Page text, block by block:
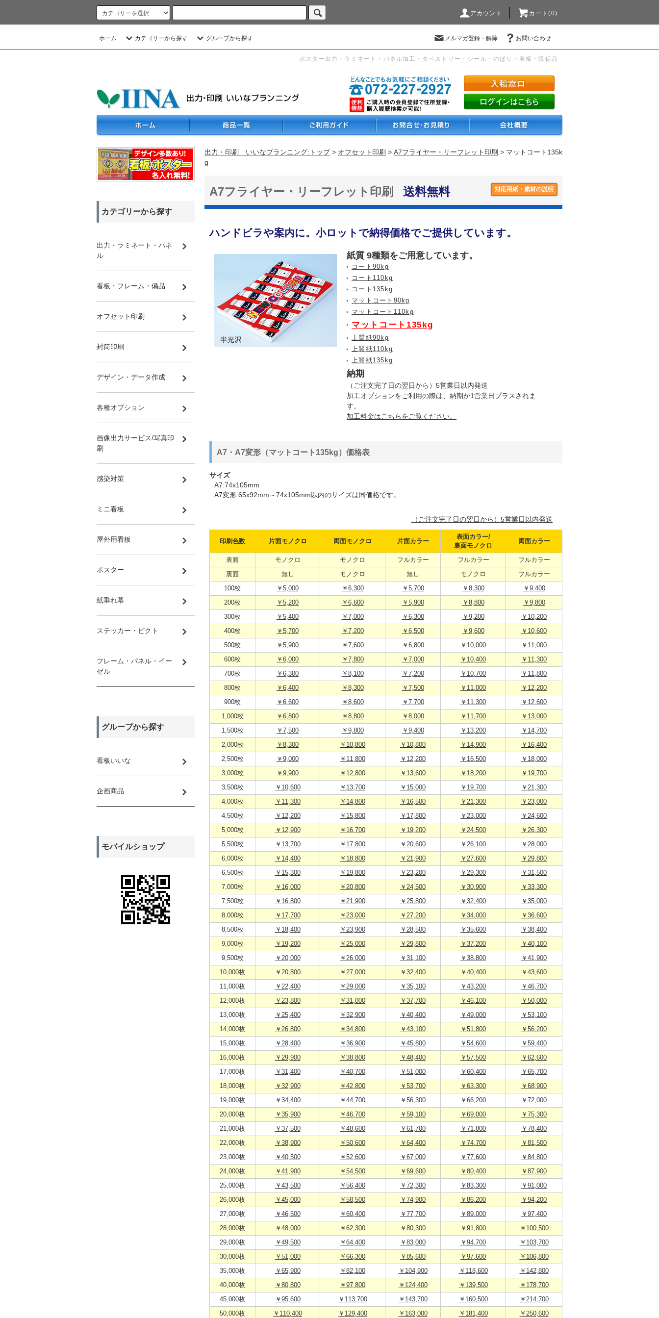
アカウント カート(0)
ホーム カテゴリーから探す グループから探す メルマガ登録・解除 お問い合わせ
ポスター出力・ラミネート・パネル加工・タペストリー・シール・のぼり・看板・販促品
出力・印刷 いいなプランニング:トップ> オフセット印刷 > A7フライヤー・リーフレット印刷 > マットコート135k
g
A7フライヤー・リーフレット印刷 送料無料 対応用紙・素材の説明
ハンドビラや案内に。小ロットで納得価格でご提供しています。
紙質 9種類をご用意しています。
コート90kg
コート110kg
コート135kg
マットコート90kg
マットコート110kg
マットコート135kg
上質紙90kg
上質紙110kg
上質紙135kg
納期
（ご注文完了日の翌日から）5営業日以内発送
加工オプションをご利用の際は、納期が1営業日プラスされま
す。
加工料金はこちらをご覧ください。
A7・A7変形（マットコート135kg）価格表
サイズ
A7:74x105mm
A7変形:65x92mm～74x105mm以内のサイズは同価格です。
（ご注文完了日の翌日から）5営業日以内発送
印刷色数 片面モノクロ 両面モノクロ 片面カラー
表面カラー/
裏面モノクロ
両面カラー
表面 モノクロ モノクロ フルカラー フルカラー フルカラー
裏面 無し モノクロ 無し モノクロ フルカラー
100枚 ￥5,000 ￥6,300 ￥5,700 ￥8,300 ￥9,400
200枚 ￥5,200 ￥6,600 ￥5,900 ￥8,800 ￥9,800
300枚 ￥5,400 ￥7,000 ￥6,300 ￥9,200 ￥10,200
400枚 ￥5,700 ￥7,200 ￥6,500 ￥9,600 ￥10,600
500枚 ￥5,900 ￥7,600 ￥6,800 ￥10,000 ￥11,000
600枚 ￥6,000 ￥7,800 ￥7,000 ￥10,400 ￥11,300
700枚 ￥6,300 ￥8,100 ￥7,200 ￥10,700 ￥11,800
800枚 ￥6,400 ￥8,300 ￥7,500 ￥11,000 ￥12,200
900枚 ￥6,600 ￥8,600 ￥7,700 ￥11,300 ￥12,600
1,000枚 ￥6,800 ￥8,800 ￥8,000 ￥11,700 ￥13,000
1,500枚 ￥7,500 ￥9,800 ￥9,400 ￥13,200 ￥14,700
2,000枚 ￥8,300 ￥10,800 ￥10,800 ￥14,900 ￥16,400
2,500枚 ￥9,000 ￥11,800 ￥12,200 ￥16,500 ￥18,000
3,000枚 ￥9,900 ￥12,800 ￥13,600 ￥18,200 ￥19,700
3,500枚 ￥10,600 ￥13,700 ￥15,000 ￥19,700 ￥21,300
4,000枚 ￥11,300 ￥14,800 ￥16,500 ￥21,300 ￥23,000
4,500枚 ￥12,200 ￥15,800 ￥17,800 ￥23,000 ￥24,600
5,000枚 ￥12,900 ￥16,700 ￥19,200 ￥24,500 ￥26,300
5,500枚 ￥13,700 ￥17,800 ￥20,600 ￥26,100 ￥28,000
6,000枚 ￥14,400 ￥18,800 ￥21,900 ￥27,600 ￥29,800
6,500枚 ￥15,300 ￥19,800 ￥23,200 ￥29,300 ￥31,500
7,000枚 ￥16,000 ￥20,800 ￥24,500 ￥30,900 ￥33,300
7,500枚 ￥16,800 ￥21,900 ￥25,800 ￥32,400 ￥35,000
8,000枚 ￥17,700 ￥23,000 ￥27,200 ￥34,000 ￥36,600
8,500枚 ￥18,400 ￥23,900 ￥28,500 ￥35,600 ￥38,400
9,000枚 ￥19,200 ￥25,000 ￥29,800 ￥37,200 ￥40,100
9,500枚 ￥20,000 ￥26,000 ￥31,100 ￥38,800 ￥41,900
10,000枚 ￥20,800 ￥27,000 ￥32,400 ￥40,400 ￥43,600
11,000枚 ￥22,400 ￥29,000 ￥35,100 ￥43,200 ￥46,700
12,000枚 ￥23,800 ￥31,000 ￥37,700 ￥46,100 ￥50,000
13,000枚 ￥25,400 ￥32,900 ￥40,400 ￥49,000 ￥53,100
14,000枚 ￥26,800 ￥34,800 ￥43,100 ￥51,800 ￥56,200
15,000枚 ￥28,400 ￥36,900 ￥45,800 ￥54,600 ￥59,400
16,000枚 ￥29,900 ￥38,800 ￥48,400 ￥57,500 ￥62,600
17,000枚 ￥31,400 ￥40,700 ￥51,000 ￥60,400 ￥65,700
18,000枚 ￥32,900 ￥42,800 ￥53,700 ￥63,300 ￥68,900
19,000枚 ￥34,400 ￥44,700 ￥56,300 ￥66,200 ￥72,000
20,000枚 ￥35,900 ￥46,700 ￥59,100 ￥69,000 ￥75,300
21,000枚 ￥37,500 ￥48,600 ￥61,700 ￥71,800 ￥78,400
22,000枚 ￥38,900 ￥50,600 ￥64,400 ￥74,700 ￥81,500
23,000枚 ￥40,500 ￥52,600 ￥67,000 ￥77,600 ￥84,800
24,000枚 ￥41,900 ￥54,500 ￥69,600 ￥80,400 ￥87,900
25,000枚 ￥43,500 ￥56,400 ￥72,300 ￥83,300 ￥91,000
26,000枚 ￥45,000 ￥58,500 ￥74,900 ￥86,200 ￥94,200
27,000枚 ￥46,500 ￥60,400 ￥77,700 ￥89,000 ￥97,400
28,000枚 ￥48,000 ￥62,300 ￥80,300 ￥91,800 ￥100,500
29,000枚 ￥49,500 ￥64,400 ￥83,000 ￥94,700 ￥103,700
30,000枚 ￥51,000 ￥66,300 ￥85,600 ￥97,600 ￥106,800
35,000枚 ￥65,900 ￥82,100 ￥104,900 ￥118,600 ￥142,800
40,000枚 ￥80,800 ￥97,800 ￥124,400 ￥139,500 ￥178,700
45,000枚 ￥95,600 ￥113,700 ￥143,700 ￥160,500 ￥214,700
50,000枚 ￥110,400 ￥129,400 ￥163,000 ￥181,400 ￥250,600
カテゴリーから探す
出力・ラミネート・パネ
ル
看板・フレーム・備品
オフセット印刷
封筒印刷
デザイン・データ作成
各種オプション
画像出力サービス/写真印
刷
感染対策
ミニ看板
屋外用看板
ポスター
紙垂れ幕
ステッカー・ピクト
フレーム・パネル・イー
ゼル
グループから探す
看板いいな
企画商品
モバイルショップ